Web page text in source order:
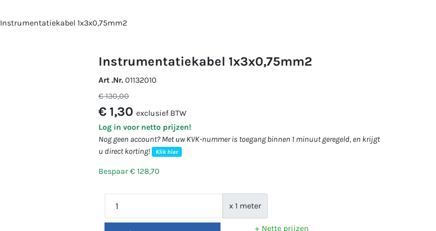
Instrumentatiekabel 1x3x0,75mm2
instrumentatiekabel 1x3x0,75mm2
Art .Nr. 01132010
€ 130,00
€ 1,30 exclusief BTW
Log in voor netto prijzen!
Nog geen account? Met uw KVK-nummer is toegang binnen 1 minuut geregeld, en krijgt
u direct korting!
Klik hier
Bespaar € 128,70
x 1 meter
Nette prijzen